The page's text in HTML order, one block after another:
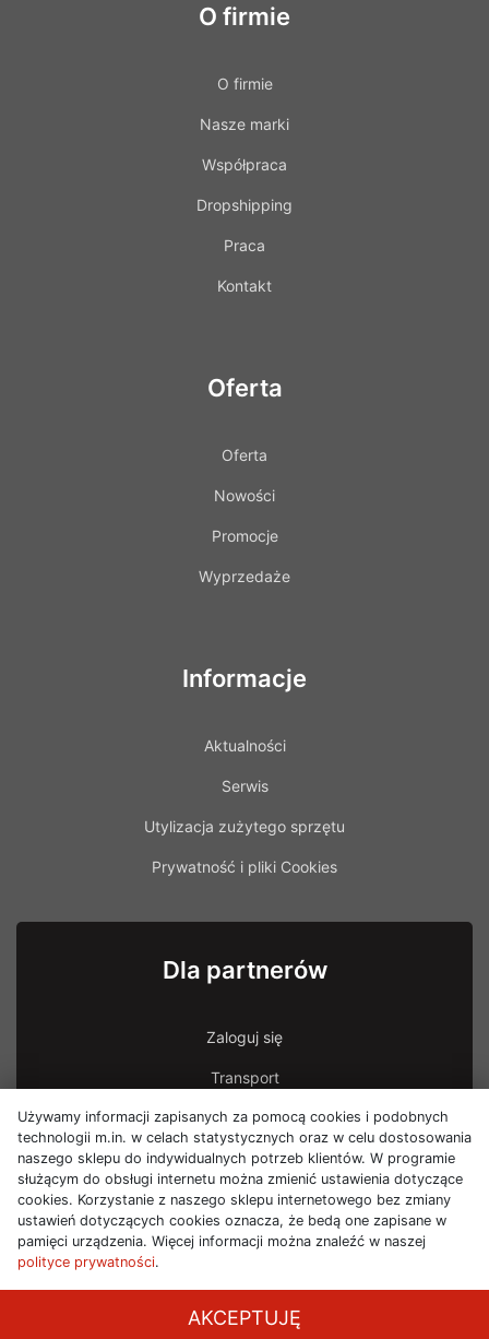
O firmie
O firmie
Nasze marki
Współpraca
Dropshipping
Praca
Kontakt
Oferta
Oferta
Nowości
Promocje
Wyprzedaże
Informacje
Aktualności
Serwis
Utylizacja zużytego sprzętu
Prywatność i pliki Cookies
Dla partnerów
Zaloguj się
Transport
Transport - uszkodzona przesyłka
© Mogado Sp. z o.o. 2026 | System B2B by
Używamy informacji zapisanych za pomocą cookies i podobnych
technologii m.in. w celach statystycznych oraz w celu dostosowania
naszego sklepu do indywidualnych potrzeb klientów. W programie
służącym do obsługi internetu można zmienić ustawienia dotyczące
cookies. Korzystanie z naszego sklepu internetowego bez zmiany
ustawień dotyczących cookies oznacza, że bedą one zapisane w
pamięci urządzenia. Więcej informacji można znaleźć w naszej
polityce prywatności.
AKCEPTUJĘ